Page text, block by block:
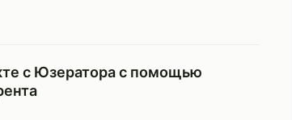
с Юзератора с помощью